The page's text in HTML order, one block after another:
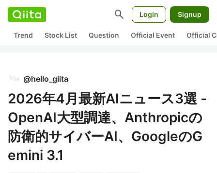
search Login Signup
Trend Stock List Question Official Event Official
@hello_giita
2026年4月最新AIニュース3選 -
OpenAI大型調達、Anthropicの
防衛的サイバーAI、GoogleのG
emini 3.1